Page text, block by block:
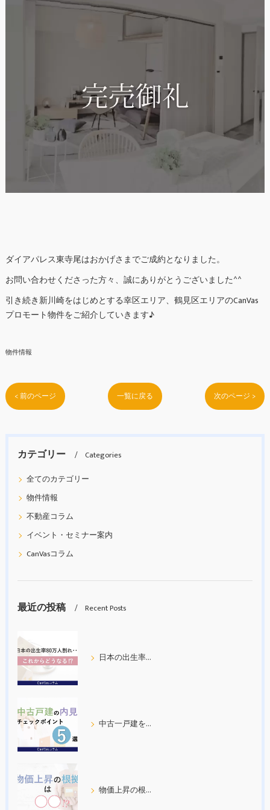
ダイアパレス東寺尾はおかげさまでご成約となりました。
お問い合わせくださった方々、誠にありがとうございました^^
引き続き新川崎をはじめとする幸区エリア、鶴見区エリアのCanVas
プロモート物件をご紹介していきます♪
物件情報
< 前のページ 一覧に戻る 次のページ >
カテゴリー
Categories
全てのカテゴリー
物件情報
不動産コラム
イベント・セミナー案内
CanVasコラム
最近の投稿 Recent Posts
日本の出生率80万人割れ
中古一戸建を内見する際の５つのチェックポイント
物価上昇の根拠について考えてみた